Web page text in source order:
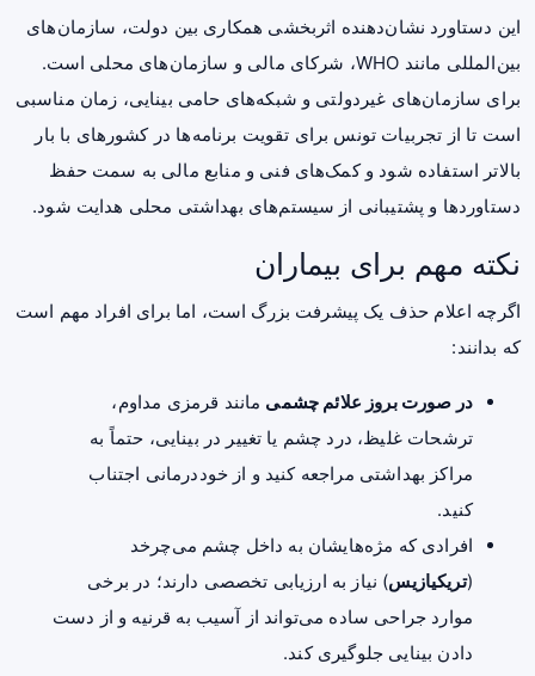
این دستاورد نشان‌دهنده اثربخشی همکاری بین دولت، سازمان‌های
بین‌المللی مانند WHO، شرکای مالی و سازمان‌های محلی است.
برای سازمان‌های غیردولتی و شبکه‌های حامی بینایی، زمان مناسبی
است تا از تجربیات تونس برای تقویت برنامه‌ها در کشورهای با بار
بالاتر استفاده شود و کمک‌های فنی و منابع مالی به سمت حفظ
دستاوردها و پشتیبانی از سیستم‌های بهداشتی محلی هدایت شود.
نکته مهم برای بیماران
اگرچه اعلام حذف یک پیشرفت بزرگ است، اما برای افراد مهم است
که بدانند:
در صورت بروز علائم چشمی مانند قرمزی مداوم،
ترشحات غلیظ، درد چشم یا تغییر در بینایی، حتماً به
مراکز بهداشتی مراجعه کنید و از خوددرمانی اجتناب
کنید.
افرادی که مژه‌هایشان به داخل چشم می‌چرخد
(تریکیازیس) نیاز به ارزیابی تخصصی دارند؛ در برخی
موارد جراحی ساده می‌تواند از آسیب به قرنیه و از دست
دادن بینایی جلوگیری کند.